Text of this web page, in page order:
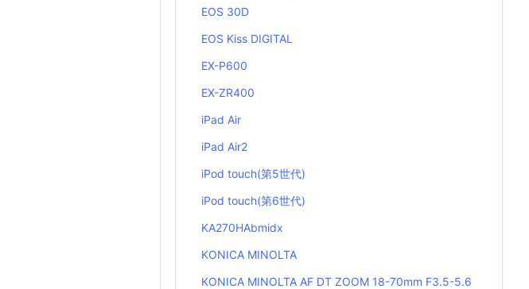
EOS 30D
EOS Kiss DIGITAL
EX-P600
EX-ZR400
iPad Air
iPad Air2
iPod touch(第5世代)
iPod touch(第6世代)
KA270HAbmidx
KONICA MINOLTA
KONICA MINOLTA AF DT ZOOM 18-70mm F3.5-5.6